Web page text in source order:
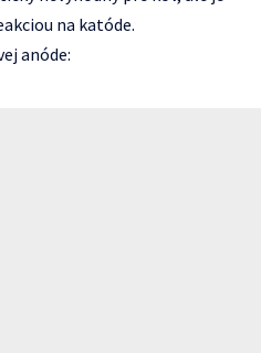
na katóde.
anóde: